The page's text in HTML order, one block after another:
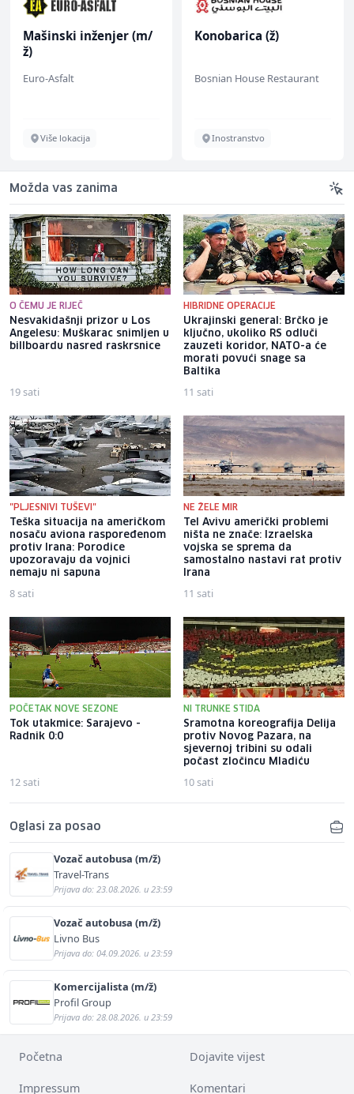
Konobarica (ž)
Bosnian House Restaurant
Inostranstvo
Tehnički rukovodilac
Mountain
Sarajevo
Možda vas zanima
O ČEMU JE RIJEČ
Nesvakidašnji prizor u Los
Angelesu: Muškarac snimljen u
billboardu nasred raskrsnice
19 sati
HIBRIDNE OPERACIJE
Ukrajinski general: Brčko je
ključno, ukoliko RS odluči
zauzeti koridor, NATO-a će
morati povući snage sa
Baltika
11 sati
"PLJESNIVI TUŠEVI"
Teška situacija na američkom
nosaču aviona raspoređenom
protiv Irana: Porodice
upozoravaju da vojnici
nemaju ni sapuna
8 sati
NE ŽELE MIR
Tel Avivu američki problemi
ništa ne znače: Izraelska
vojska se sprema da
samostalno nastavi rat protiv
Irana
11 sati
POČETAK NOVE SEZONE
Tok utakmice: Sarajevo -
Radnik 0:0
12 sati
NI TRUNKE STIDA
Sramotna koreografija Delija
protiv Novog Pazara, na
sjevernoj tribini su odali
počast zločincu Mladiću
10 sati
Oglasi za posao
Vozač autobusa (m/ž)
Travel-Trans
Prijava do: 23.08.2026. u 23:59
Vozač autobusa (m/ž)
Livno Bus
Prijava do: 04.09.2026. u 23:59
Komercijalista (m/ž)
Profil Group
Prijava do: 28.08.2026. u 23:59
Početna Dojavite vijest
Impressum Komentari